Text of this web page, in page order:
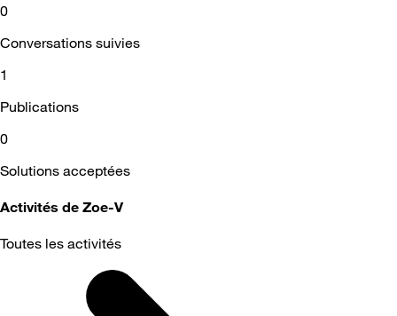
0
Conversations suivies
1
Publications
0
Solutions acceptées
Activités de Zoe-V
Toutes les activités